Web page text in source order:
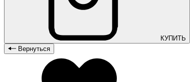
КУПИТЬ
Вернуться